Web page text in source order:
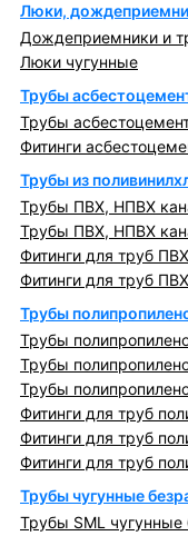
Люки,
Дождеприемники и
Люки чугунные
Трубы
Трубы
Фитинги
Трубы из
Трубы ПВХ, НПВХ
Трубы ПВХ, НПВХ
Фитинги для труб
Фитинги для труб
Трубы
Трубы
Трубы
Трубы
Фитинги для труб
Фитинги для труб
Фитинги для труб
Трубы чугунные
Трубы SML чугунные